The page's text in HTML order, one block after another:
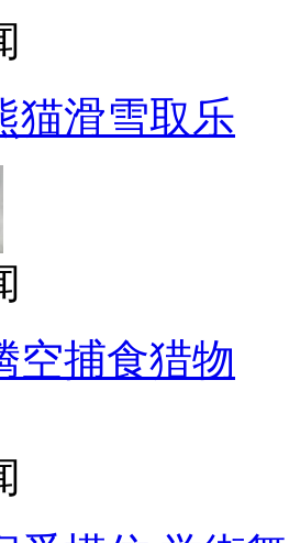
猫滑雪取乐
空捕食猎物